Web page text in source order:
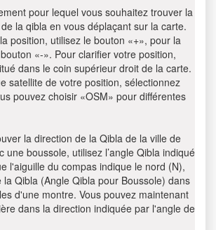
pour lequel vous souhaitez trouver la
la qibla en vous déplaçant sur la carte.
position, utilisez le bouton «+», pour la
«-». Pour clarifier votre position,
dans le coin supérieur droit de la carte.
satellite de votre position, sélectionnez
pouvez choisir «OSM» pour différentes
la direction de la Qibla de la ville de
une boussole, utilisez l’angle Qibla indiqué
l'aiguille du compas indique le nord (N),
Qibla (Angle Qibla pour Boussole) dans
d'une montre. Vous pouvez maintenant
dans la direction indiquée par l'angle de